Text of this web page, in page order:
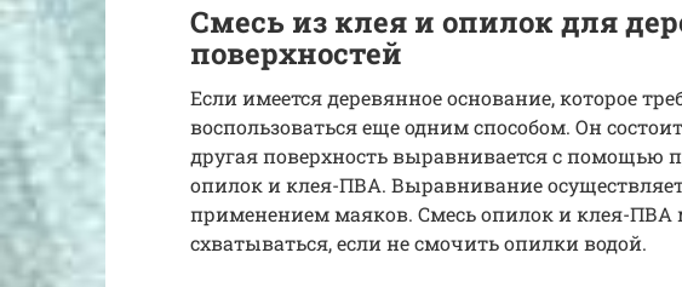
Смесь из клея и опилок для
поверхностей
Если имеется деревянное основание, которое
воспользоваться еще одним способом. Он
другая поверхность выравнивается с помощью
опилок и клея-ПВА. Выравнивание
применением маяков. Смесь опилок и клея-ПВА
схватываться, если не смочить опилки водой.